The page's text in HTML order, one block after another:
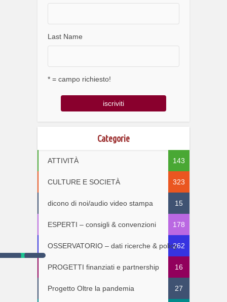
Last Name
* = campo richiesto!
Categorie
ATTIVITÀ 143
CULTURE E SOCIETÀ 323
dicono di noi/audio video stampa 15
ESPERTI – consigli & convenzioni 178
OSSERVATORIO – dati ricerche & policy262
PROGETTI finanziati e partnership 16
Progetto Oltre la pandemia 27